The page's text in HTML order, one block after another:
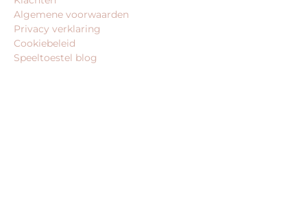
Algemene voorwaarden
Privacy verklaring
Cookiebeleid
Speeltoestel blog